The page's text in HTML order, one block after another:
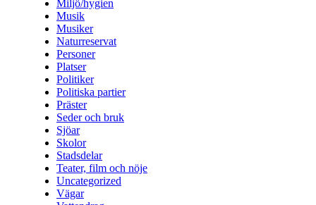
Miljö/hygien
Musik
Musiker
Naturreservat
Personer
Platser
Politiker
Politiska partier
Präster
Seder och bruk
Sjöar
Skolor
Stadsdelar
Teater, film och nöje
Uncategorized
Vägar